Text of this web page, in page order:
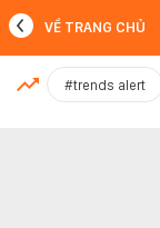
MỚI NHẤT
VỀ TRANG CHỦ
#trends alert